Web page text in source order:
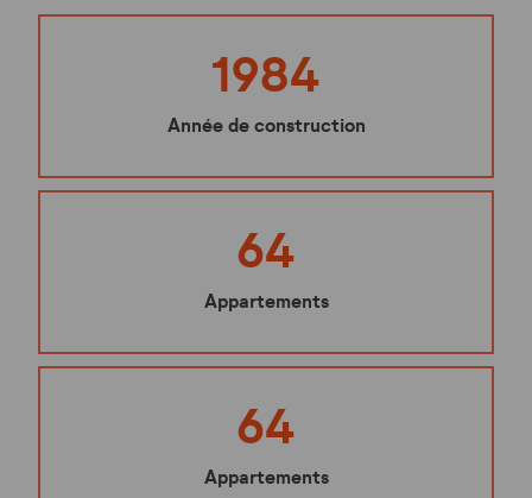
1984
Année de construction
64
Appartements
64
Appartements